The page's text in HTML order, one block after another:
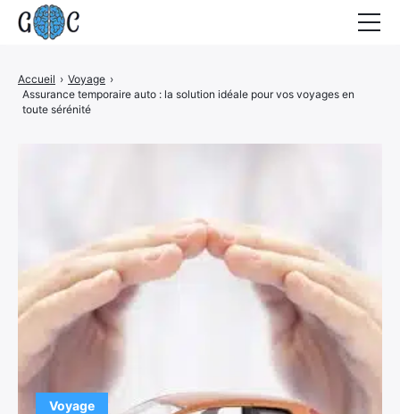
Voyage
Accueil › Voyage ›
Assurance temporaire auto : la solution idéale pour vos voyages en
toute sérénité
Actualités